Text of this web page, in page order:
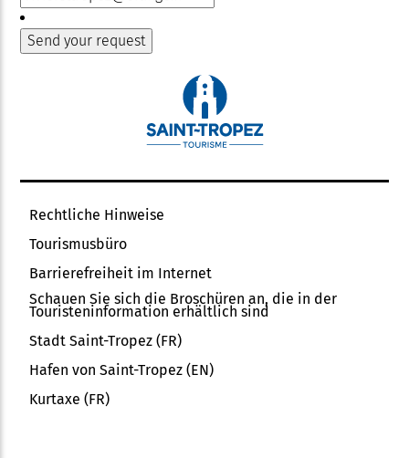
Rechtliche Hinweise
Tourismusbüro
Barrierefreiheit im Internet
Schauen Sie sich die Broschüren an, die in der
Touristeninformation erhältlich sind
Stadt Saint-Tropez (FR)
Hafen von Saint-Tropez (EN)
Kurtaxe (FR)